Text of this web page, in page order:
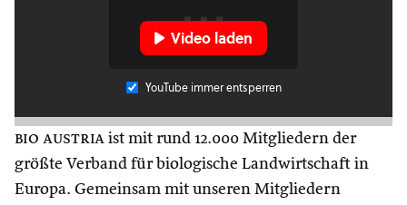
Video laden
YouTube immer entsperren
bio austria ist mit rund 12.000 Mitgliedern der
größte Verband für biologische Landwirtschaft in
Europa. Gemeinsam mit unseren Mitgliedern